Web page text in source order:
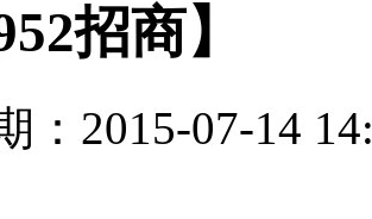
招商】
：2015-07-14